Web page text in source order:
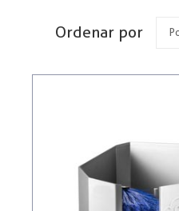
Ordenar por